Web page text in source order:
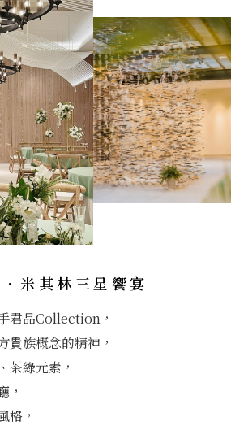
米其林三星饗宴
君品Collection，
貴族概念的精神，
茶綠元素，
，
格，